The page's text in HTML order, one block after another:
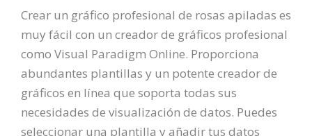
Crear un gráfico profesional de rosas apiladas es
muy fácil con un creador de gráficos profesional
como Visual Paradigm Online. Proporciona
abundantes plantillas y un potente creador de
gráficos en línea que soporta todas sus
necesidades de visualización de datos. Puedes
seleccionar una plantilla y añadir tus datos